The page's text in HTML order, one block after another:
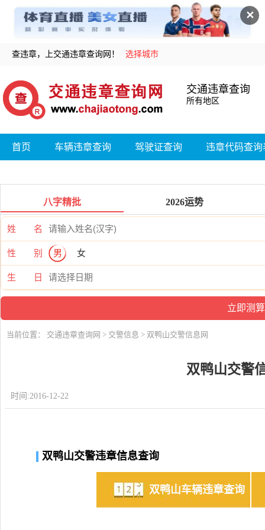
✕
查违章，上交通违章查询网！ 选择城市
交通违章查询
所有地区
首页 车辆违章查询 驾驶证查询 违章代码查询
八字精批 2026运势
姓 名
性 别 男 女
生 日
当前位置： 交通违章查询网 > 交警信息 > 双鸭山交警信息网
双鸭山交警
时间:2016-12-22
双鸭山交警违章信息查询
双鸭山车辆违章查询